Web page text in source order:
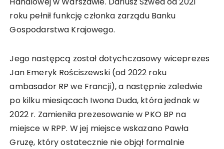
roku pełnił funkcję członka zarządu Banku
Gospodarstwa Krajowego.
Jego następcą został dotychczasowy wiceprezes
Jan Emeryk Rościszewski (od 2022 roku
ambasador RP we Francji), a następnie zaledwie
po kilku miesiącach Iwona Duda, która jednak w
2022 r. Zamieniła prezesowanie w PKO BP na
miejsce w RPP. W jej miejsce wskazano Pawła
Gruzę, który ostatecznie nie objął formalnie